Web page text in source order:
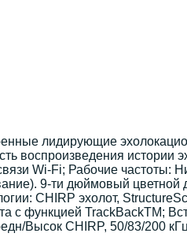
лидирующие
воспроизведения истории
Wi-Fi; Рабочие частоты:
9-ти дюймовый цветной
CHIRP эхолот,
с функцией TrackBackTM;
Высок CHIRP, 50/83/200